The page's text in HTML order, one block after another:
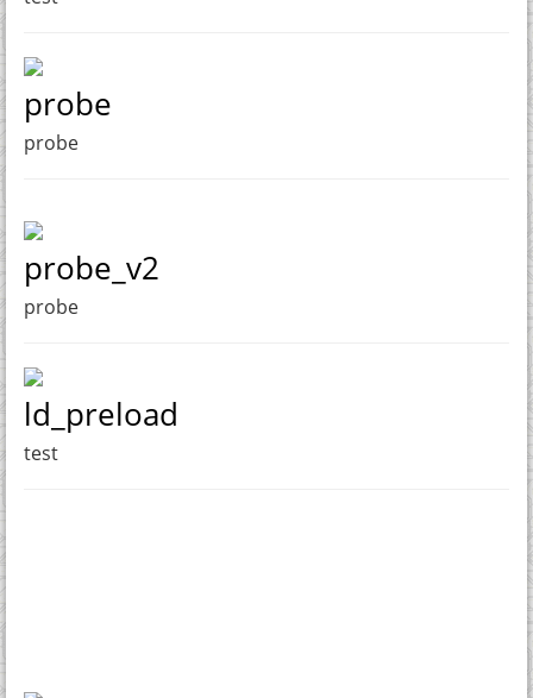
probe
probe
probe_v2
probe
ld_preload
test